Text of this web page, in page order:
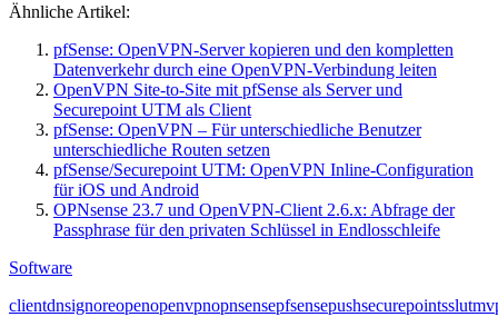
Ähnliche Artikel:
pfSense: OpenVPN-Server kopieren und den kompletten
Datenverkehr durch eine OpenVPN-Verbindung leiten
OpenVPN Site-to-Site mit pfSense als Server und
Securepoint UTM als Client
pfSense: OpenVPN – Für unterschiedliche Benutzer
unterschiedliche Routen setzen
pfSense/Securepoint UTM: OpenVPN Inline-Configuration
für iOS und Android
OPNsense 23.7 und OpenVPN-Client 2.6.x: Abfrage der
Passphrase für den privaten Schlüssel in Endlosschleife
Software
clientdnsignoreopenopenvpnopnsensepfsensepushsecurepointsslutm